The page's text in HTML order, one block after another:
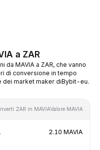
a ZAR
MAVIA a ZAR, che vanno
di conversione in tempo
dei market maker diBybit-eu.
ZAR in MAVIAValore MAVIA
2.10 MAVIA